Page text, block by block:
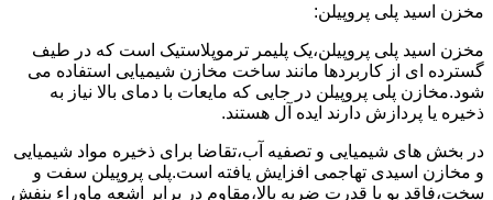
مخزن اسید پلی پروپیلن:
مخزن اسید پلی پروپیلن،یک پلیمر ترموپلاستیک است که در طیف
گسترده ای از کاربردها مانند ساخت مخازن شیمیایی استفاده می
شود.مخازن پلی پروپیلن در جایی که مایعات با دمای بالا نیاز به
ذخیره یا پردازش دارند ایده آل هستند.
در بخش های شیمیایی و تصفیه آب،تقاضا برای ذخیره مواد شیمیایی
و مخازن اسیدی تهاجمی افزایش یافته است.پلی پروپیلن سفت و
سخت،فاقد بو با قدرت ضربه بالا،مقاوم در برابر اشعه ماوراء بنفش